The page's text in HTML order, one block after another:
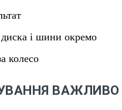
і шини окремо
колесо
ВАЖЛИВО